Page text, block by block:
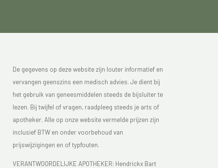
De gegevens op deze website zijn louter informatief en
vervangen geenszins een medisch advies. Je dient bij
het gebruik van geneesmiddelen steeds de bijsluiter te
lezen. Bij twijfel of vragen, raadpleeg steeds je arts of
apotheker. Alle op onze website vermelde prijzen zijn
inclusief BTW en onder voorbehoud van
prijswijzigingen en of typfouten.
VERANTWOORDELIJKE APOTHEKER: Hendrickx Bart